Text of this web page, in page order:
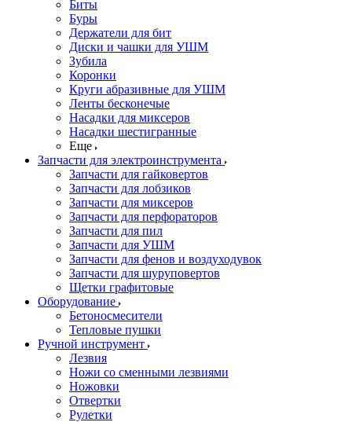
Биты
Буры
Держатели для бит
Диски и чашки для УШМ
Зубила
Коронки
Круги абразивные для УШМ
Ленты бесконечые
Насадки для миксеров
Насадки шестигранные
Еще
Запчасти для электроинструмента
Запчасти для гайковертов
Запчасти для лобзиков
Запчасти для миксеров
Запчасти для перфораторов
Запчасти для пил
Запчасти для УШМ
Запчасти для фенов и воздуходувок
Запчасти для шуруповертов
Щетки графитовые
Оборудование
Бетоносмесители
Тепловые пушки
Ручной инструмент
Лезвия
Ножи со сменными лезвиями
Ножовки
Отвертки
Рулетки